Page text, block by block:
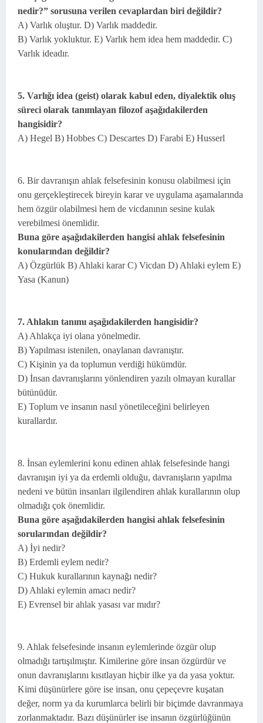
nedir?” sorusuna verilen cevaplardan biri değildir?
A) Varlık oluştur. D) Varlık maddedir.
B) Varlık yokluktur. E) Varlık hem idea hem maddedir. C)
Varlık ideadır.
5. Varlığı idea (geist) olarak kabul eden, diyalektik oluş
süreci olarak tanımlayan filozof aşağıdakilerden
hangisidir?
A) Hegel B) Hobbes C) Descartes D) Farabi E) Husserl
6. Bir davranışın ahlak felsefesinin konusu olabilmesi için
onu gerçekleştirecek bireyin karar ve uygulama aşamalarında
hem özgür olabilmesi hem de vicdanının sesine kulak
verebilmesi önemlidir.
Buna göre aşağıdakilerden hangisi ahlak felsefesinin
konularından değildir?
A) Özgürlük B) Ahlaki karar C) Vicdan D) Ahlaki eylem E)
Yasa (Kanun)
7. Ahlakın tanımı aşağıdakilerden hangisidir?
A) Ahlakça iyi olana yönelmedir.
B) Yapılması istenilen, onaylanan davranıştır.
C) Kişinin ya da toplumun verdiği hükümdür.
D) İnsan davranışlarını yönlendiren yazılı olmayan kurallar
bütünüdür.
E) Toplum ve insanın nasıl yönetileceğini belirleyen
kurallardır.
8. İnsan eylemlerini konu edinen ahlak felsefesinde hangi
davranışın iyi ya da erdemli olduğu, davranışların yapılma
nedeni ve bütün insanları ilgilendiren ahlak kurallarının olup
olmadığı çok önemlidir.
Buna göre aşağıdakilerden hangisi ahlak felsefesinin
sorularından değildir?
A) İyi nedir?
B) Erdemli eylem nedir?
C) Hukuk kurallarının kaynağı nedir?
D) Ahlaki eylemin amacı nedir?
E) Evrensel bir ahlak yasası var mıdır?
9. Ahlak felsefesinde insanın eylemlerinde özgür olup
olmadığı tartışılmıştır. Kimilerine göre insan özgürdür ve
onun davranışlarını kısıtlayan hiçbir ilke ya da yasa yoktur.
Kimi düşünürlere göre ise insan, onu çepeçevre kuşatan
değer, norm ya da kurumlarca belirli bir biçimde davranmaya
zorlanmaktadır. Bazı düşünürler ise insanın özgürlüğünün